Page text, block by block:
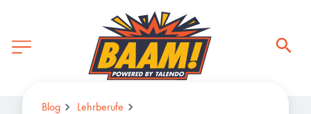
Blog
Lehrberufe